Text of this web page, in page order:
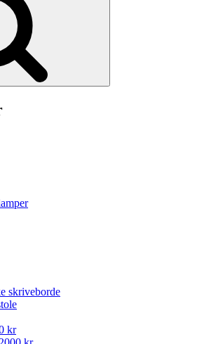
skriveborde
kr